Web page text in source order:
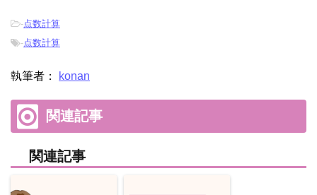
-点数計算
-点数計算
執筆者： konan
関連記事
関連記事